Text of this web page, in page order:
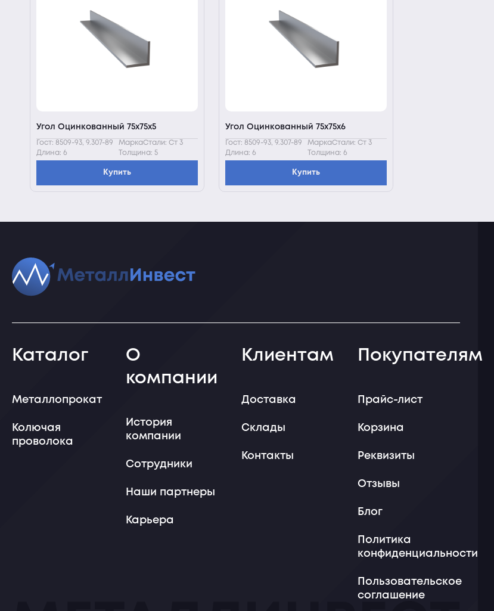
Угол Оцинкованный 75х75х5
Гост: 8509-93, 9.307-89
МаркаСтали: Ст 3
Длина: 6
Толщина: 5
Купить
Угол Оцинкованный 75х75х6
Гост: 8509-93, 9.307-89
МаркаСтали: Ст 3
Длина: 6
Толщина: 6
Купить
Каталог
Металлопрокат
Колючая
проволока
О
компании
История
компании
Сотрудники
Наши партнеры
Карьера
Клиентам
Доставка
Склады
Контакты
Покупателям
Прайс-лист
Корзина
Реквизиты
Отзывы
Блог
Политика
конфиденциальности
Пользовательское
соглашение